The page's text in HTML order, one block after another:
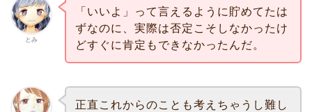
とみ
「いいよ」って言えるように貯めてたは
ずなのに、実際は否定こそしなかったけ
どすぐに肯定もできなかったんだ。
正直これからのことも考えちゃうし難し